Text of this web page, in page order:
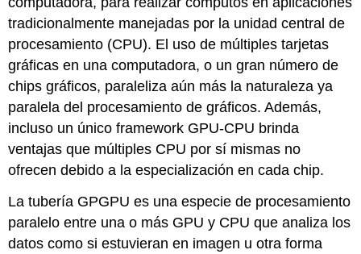
tradicionalmente manejadas por la unidad central de
procesamiento (CPU). El uso de múltiples tarjetas
gráficas en una computadora, o un gran número de
chips gráficos, paraleliza aún más la naturaleza ya
paralela del procesamiento de gráficos. Además,
incluso un único framework GPU-CPU brinda
ventajas que múltiples CPU por sí mismas no
ofrecen debido a la especialización en cada chip.
La tubería GPGPU es una especie de procesamiento
paralelo entre una o más GPU y CPU que analiza los
datos como si estuvieran en imagen u otra forma